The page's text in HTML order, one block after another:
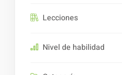
Lecciones
Nivel de habilidad